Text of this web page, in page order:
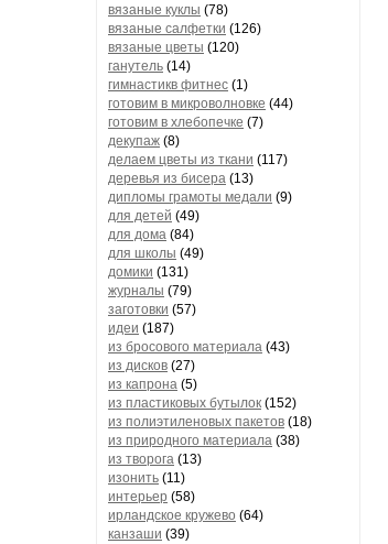
вязаные куклы (78)
вязаные салфетки (126)
вязаные цветы (120)
ганутель (14)
гимнастикв фитнес (1)
готовим в микроволновке (44)
готовим в хлебопечке (7)
декупаж (8)
делаем цветы из ткани (117)
деревья из бисера (13)
дипломы грамоты медали (9)
для детей (49)
для дома (84)
для школы (49)
домики (131)
журналы (79)
заготовки (57)
идеи (187)
из бросового материала (43)
из дисков (27)
из капрона (5)
из пластиковых бутылок (152)
из полиэтиленовых пакетов (18)
из природного материала (38)
из творога (13)
изонить (11)
интерьер (58)
ирландское кружево (64)
канзаши (39)